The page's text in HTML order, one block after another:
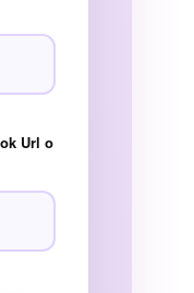
Url o